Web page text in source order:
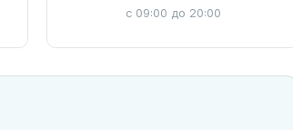
с 09:00 до 20:00